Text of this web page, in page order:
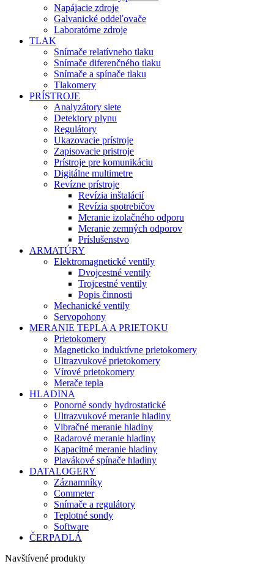
Napájacie zdroje
Galvanické oddeľovače
Laboratórne zdroje
TLAK
Snímače relatívneho tlaku
Snímače diferenčného tlaku
Snímače a spínače tlaku
Tlakomery
PRÍSTROJE
Analyzátory siete
Detektory plynu
Regulátory
Ukazovacie prístroje
Zapisovacie pristroje
Prístroje pre komunikáciu
Digitálne multimetre
Revízne prístroje
Revízia inštalácií
Revízia spotrebičov
Meranie izolačného odporu
Meranie zemných odporov
Príslušenstvo
ARMATÚRY
Elektromagnetické ventily
Dvojcestné ventily
Trojcestné ventily
Popis činnosti
Mechanické ventily
Servopohony
MERANIE TEPLA A PRIETOKU
Prietokomery
Magneticko induktívne prietokomery
Ultrazvukové prietokomery
Vírové prietokomery
Merače tepla
HLADINA
Ponorné sondy hydrostatické
Ultrazvukové meranie hladiny
Vibračné meranie hladiny
Radarové meranie hladiny
Kapacitné meranie hladiny
Plavákové spínače hladiny
DATALOGERY
Záznamníky
Commeter
Snímače a regulátory
Teplotné sondy
Software
ČERPADLÁ
Navštívené produkty